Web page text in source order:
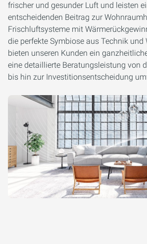
frischer und gesunder Luft und leisten
entscheidenden Beitrag zur
Frischluftsysteme mit
die perfekte Symbiose aus Technik
bieten unseren Kunden ein
eine detaillierte Beratungsleistung von
bis hin zur Investitionsentscheidung